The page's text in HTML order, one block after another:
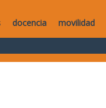
docencia movilidad